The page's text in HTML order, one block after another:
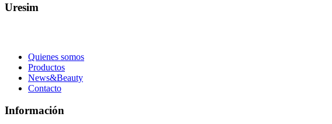
Uresim
Quienes somos
Productos
News&Beauty
Contacto
Información